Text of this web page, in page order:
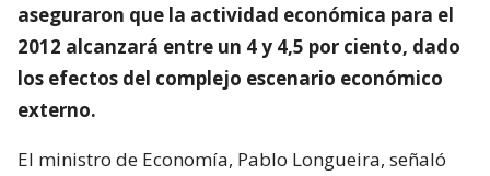
aseguraron que la actividad económica para el
2012 alcanzará entre un 4 y 4,5 por ciento, dado
los efectos del complejo escenario económico
externo.
El ministro de Economía, Pablo Longueira, señaló